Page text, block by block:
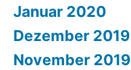
Januar 2020
Dezember 2019
November 2019